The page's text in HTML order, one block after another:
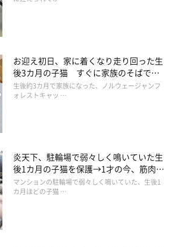
お迎え初日、家に着くなり走り回った生
後3カ月の子猫 すぐに家族のそばで落
ち着く姿に「迎えてよかった」
生後約3カ月で家族になった、ノルウェージャンフ
ォレストキャッ …
炎天下、駐輪場で弱々しく鳴いていた生
後1カ月の子猫を保護→1才の今、筋肉質
でツンデレなコに成長
マンションの駐輪場で弱々しく鳴いていた、生後1
カ月ほどの子猫 …